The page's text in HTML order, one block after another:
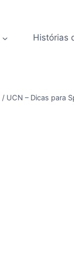
Histórias
/ UCN – Dicas para